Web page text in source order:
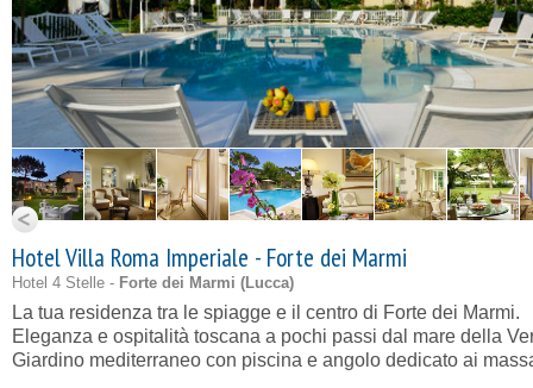
Hotel Villa Roma Imperiale - Forte dei Marmi
Hotel 4 Stelle - Forte dei Marmi (Lucca)
La tua residenza tra le spiagge e il centro di Forte dei Marmi.
Eleganza e ospitalità toscana a pochi passi dal mare della
Giardino mediterraneo con piscina e angolo dedicato ai